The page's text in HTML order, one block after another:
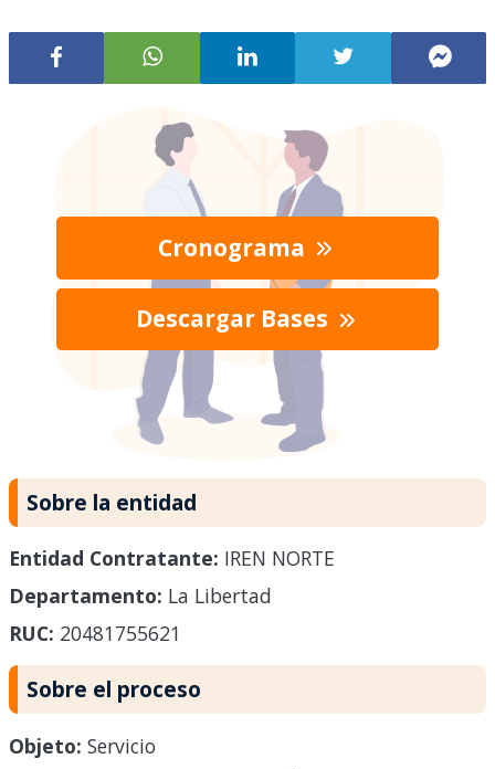
Cronograma
Descargar Bases
Sobre la entidad
Entidad Contratante: IREN NORTE
Departamento: La Libertad
RUC: 20481755621
Sobre el proceso
Objeto: Servicio